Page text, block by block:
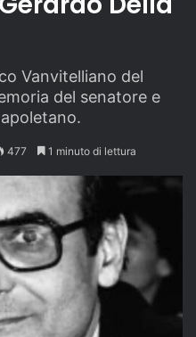
Vanvitelliano del
del senatore e
477 1 minuto di lettura